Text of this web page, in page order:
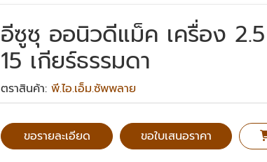
อีซูซุ ออนิวดีแม็ค เครื่อง
15 เกียร์ธรรมดา
ตราสินค้า:พี.ไอ.เอ็ม.ซัพพลาย
ขอรายละเอียด ขอใบเสนอราคา